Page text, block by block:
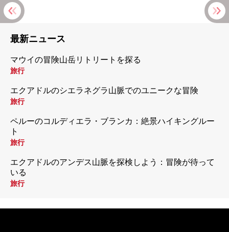
最新ニュース
マウイの冒険山岳リトリートを探る
旅行
エクアドルのシエラネグラ山脈でのユニークな冒険
旅行
ペルーのコルディエラ・ブランカ：絶景ハイキングルー
ト
旅行
エクアドルのアンデス山脈を探検しよう：冒険が待って
いる
旅行